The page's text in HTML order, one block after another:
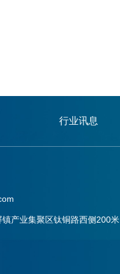
行业讯息
产业集聚区钛铜路西侧200米